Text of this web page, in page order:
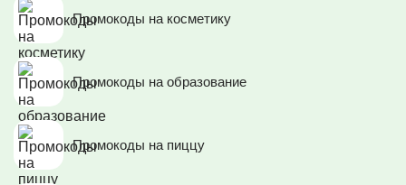
Промокоды на косметику
Промокоды на образование
Промокоды на пиццу